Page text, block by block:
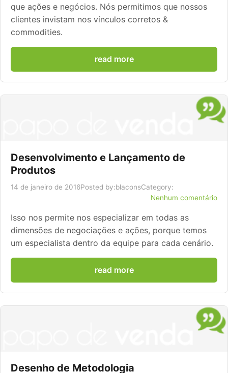
que ações e negócios. Nós permitimos que nossos
clientes invistam nos vínculos corretos &
commodities.
read more
Desenvolvimento e Lançamento de
Produtos
14 de janeiro de 2016Posted by:blaconsCategory:
Nenhum comentário
Isso nos permite nos especializar em todas as
dimensões de negociações e ações, porque temos
um especialista dentro da equipe para cada cenário.
read more
Desenho de Metodologia